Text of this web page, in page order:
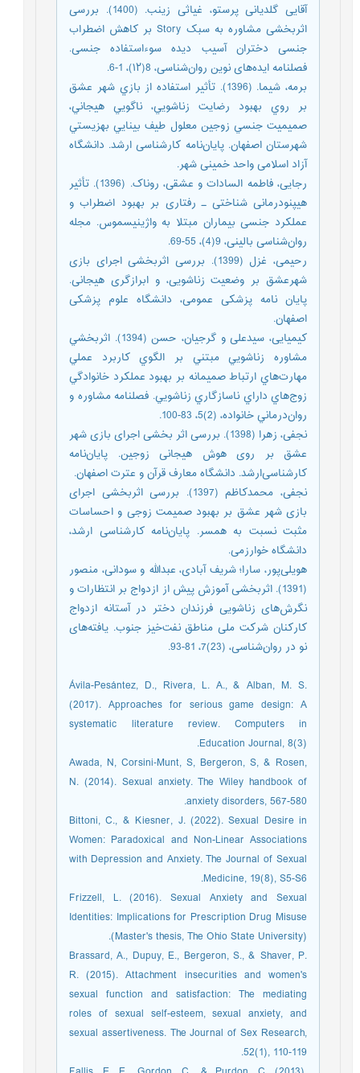
آقایی گلدیانی پرستو، غیاثی زینب. (1400). بررسی
اثربخشی مشاوره به سبک Story بر کاهش اضطراب
جنسی دختران آسیب دیده سوءاستفاده جنسی.
فصلنامه ایده‌های نوین روان‌شناسی، 8(۱۲)، 1-6.
برمه، شیما. (1396). تأثیر استفاده از بازي شهر عشق
بر روي بهبود رضايت زناشويي، ناگويي هیجاني،
صمیمیت جنسي زوجین معلول طیف بینايي بهزيستي
شهرستان اصفهان. پایان‌نامه کارشناسی ارشد. دانشگاه
آزاد اسلامی واحد خمینی شهر.
رجایی، فاطمه السادات و عشقی، روناک. (1396). تأثیر
هیپنودرمانی شناختی ـ رفتاری بر بهبود اضطراب و
عملکرد جنسی بیماران مبتلا به واژینیسموس. مجله
روان‌شناسی بالینی، 9(4)، 55-69.
رحیمی، غزل (1399). بررسی اثربخشی اجرای بازی
شهرعشق بر وضعیت زناشویی، و ابرازگری هیجانی.
پایان نامه پزشکی عمومی، دانشگاه علوم پزشکی
اصفهان.
کیمیایی، سیدعلی و گرجیان، حسن (1394). اثربخشي
مشاوره زناشويي مبتني بر الگوي كاربرد عملي
مهارت‌هاي ارتباط صمیمانه بر بهبود عملكرد خانوادگي
زوج‌هاي داراي ناسازگاري زناشويي. فصلنامه مشاوره و
روان‌درماني خانواده، (2)5، 83-100.
نجفی، زهرا (1398). بررسی اثر بخشی اجرای بازی شهر
عشق بر روی هوش هیجانی زوجین. پایان‌نامه
کارشناسی‌ارشد. دانشگاه معارف قرآن و عترت اصفهان.
نجفی، محمدکاظم (1397). بررسی اثربخشی اجرای
بازی شهر عشق بر بهبود صمیمت زوجی و احساسات
مثبت نسبت به همسر. پایان‎‌نامه کارشناسی ارشد،
دانشگاه خوارزمی.
هویلی‌پور، سارا؛ شریف آبادی، عبدالله و سودانی، منصور
(1391). اثربخشی آموزش پیش از ازدواج بر انتظارات و
نگرش‌های زناشویی فرزندان دختر در آستانه ازدواج
کارکنان شرکت ملی مناطق نفت‌‌خیز جنوب. یافته‌های
نو در روان‌شناسی، (23)7، 81-93.
Ávila-Pesántez, D., Rivera, L. A., & Alban, M. S.
(2017). Approaches for serious game design: A
systematic literature review. Computers in
Education Journal, 8(3).
Awada, N, Corsini‐Munt, S, Bergeron, S, & Rosen,
N. (2014). Sexual anxiety. The Wiley handbook of
anxiety disorders, 567-580.
Bittoni, C., & Kiesner, J. (2022). Sexual Desire in
Women: Paradoxical and Non-Linear Associations
with Depression and Anxiety. The Journal of Sexual
Medicine, 19(8), S5-S6.
Frizzell, L. (2016). Sexual Anxiety and Sexual
Identities: Implications for Prescription Drug Misuse
(Master's thesis, The Ohio State University).
Brassard, A., Dupuy, E., Bergeron, S., & Shaver, P.
R. (2015). Attachment insecurities and women's
sexual function and satisfaction: The mediating
roles of sexual self-esteem, sexual anxiety, and
sexual assertiveness. The Journal of Sex Research,
52(1), 110-119.